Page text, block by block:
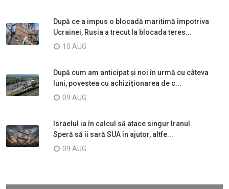
După ce a impus o blocadă maritimă împotriva
Ucrainei, Rusia a trecut la blocada teres...
10 AUG
După cum am anticipat și noi în urmă cu câteva
luni, povestea cu achiziționarea de c...
09 AUG
Israelul ia în calcul să atace singur Iranul.
Speră să îi sară SUA în ajutor, altfe...
09 AUG